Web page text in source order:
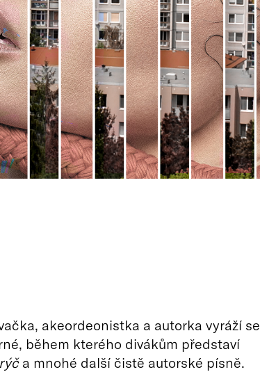
akeordeonistka a autorka vyráží se
během kterého divákům představí
a mnohé další čistě autorské písně.